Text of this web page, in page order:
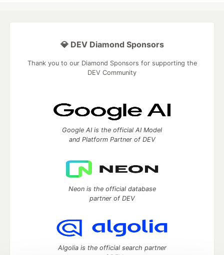
💎 DEV Diamond Sponsors
Thank you to our Diamond Sponsors for supporting the
DEV Community
Google AI is the official AI Model
and Platform Partner of DEV
Neon is the official database
partner of DEV
Algolia is the official search partner